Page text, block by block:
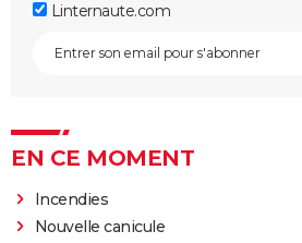
Linternaute.com
EN CE MOMENT
Incendies
Nouvelle canicule